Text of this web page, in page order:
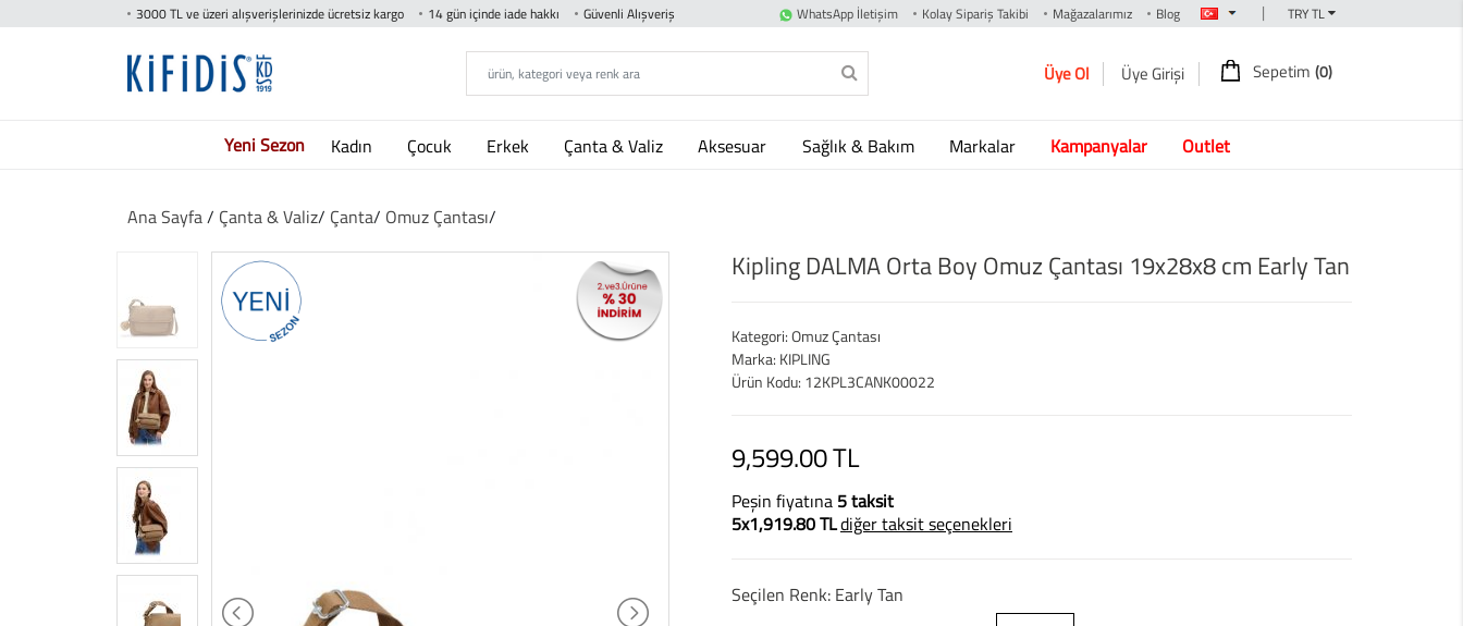
3000 TL ve üzeri alışverişlerinizde ücretsiz kargo 14 gün içinde iade hakkı Güvenli Alışveriş WhatsApp İletişim Kolay Sipariş Takibi Mağazalarımız Blog |
Üye Ol Üye Girişi Sepetim (0)
Yeni Sezon Kadın Çocuk Erkek Çanta & Valiz Aksesuar Sağlık & Bakım Markalar Kampanyalar Outlet
Ana Sayfa/ Çanta & Valiz/ Çanta/ Omuz Çantası/
Kipling DALMA Orta Boy Omuz Çantası 19x28x8 cm Early Tan
Kategori: Omuz Çantası
Marka: KIPLING
Ürün Kodu: 12KPL3CANK00022
9,599.00 TL
Peşin fiyatına 5 taksit
5x1,919.80 TLdiğer taksit seçenekleri
Seçilen Renk: Early Tan